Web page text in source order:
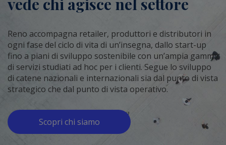
Reno accompagna retailer, produttori e distributori in
ogni fase del ciclo di vita di un’insegna, dallo start-up
fino a piani di sviluppo sostenibile con un’ampia gamma
di servizi studiati ad hoc per i clienti. Segue lo sviluppo
di catene nazionali e internazionali sia dal punto di vista
strategico che dal punto di vista operativo.
Scopri chi siamo